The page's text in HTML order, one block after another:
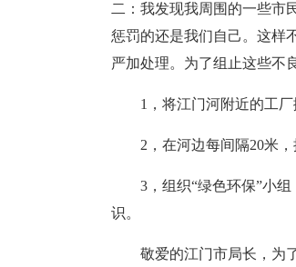
二：我发现我周围的一些市
惩罚的还是我们自己。这样
严加处理。为了组止这些不
1，将江门河附近的工厂
2，在河边每间隔20米
3，组织“绿色环保”小
识。
敬爱的江门市局长，为